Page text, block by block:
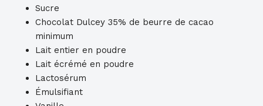
Sucre
Chocolat Dulcey 35% de beurre de cacao
minimum
Lait entier en poudre
Lait écrémé en poudre
Lactosérum
Émulsifiant